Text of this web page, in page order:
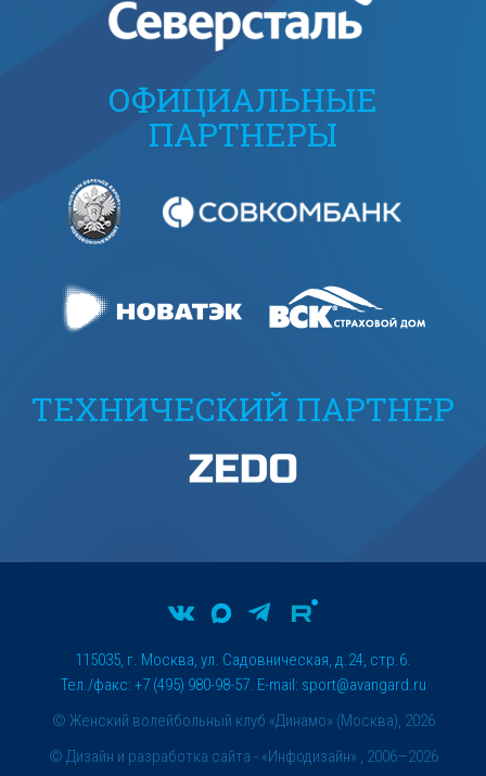
ОФИЦИАЛЬНЫЕ
ПАРТНЕРЫ
ТЕХНИЧЕСКИЙ ПАРТНЕР
© Женский волейбольный клуб «Динамо» (Москва), 2026
115035, г. Москва, ул. Садовническая, д.24, стр.6.
Тел./факс: +7 (495) 980-98-57. E-mail: sport@avangard.ru
© Дизайн и разработка сайта - «Инфодизайн» , 2006—2026